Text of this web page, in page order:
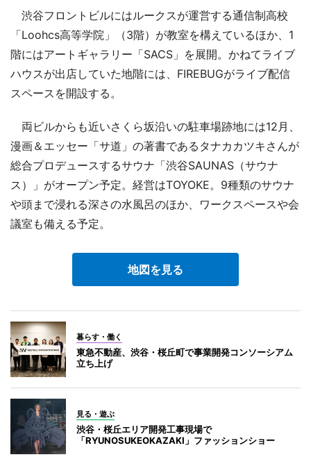
渋谷フロントビルにはルークスが運営する通信制高校
「Loohcs高等学院」（3階）が教室を構えているほか、1
階にはアートギャラリー「SACS」を展開。かねてライブ
ハウスが出店していた地階には、FIREBUGがライブ配信
スペースを開設する。
両ビルからも近いさくら坂沿いの駐車場跡地には12月、
漫画＆エッセー「サ道」の著書であるタナカカツキさんが
総合プロデュースするサウナ「渋谷SAUNAS（サウナ
ス）」がオープン予定。経営はTOYOKE。9種類のサウナ
や頭まで浸れる深さの水風呂のほか、ワークスペースや会
議室も備える予定。
地図を見る
暮らす・働く
東急不動産、渋谷・桜丘町で事業開発コンソーシアム
立ち上げ
見る・遊ぶ
渋谷・桜丘エリア開発工事現場で
「RYUNOSUKEOKAZAKI」ファッションショー